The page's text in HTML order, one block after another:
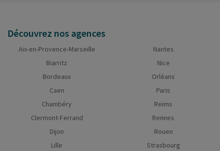
Découvrez nos agences
Aix-en-Provence-Marseille
Biarritz
Bordeaux
Caen
Chambéry
Clermont-Ferrand
Dijon
Lille
Nantes
Nice
Orléans
Paris
Reims
Rennes
Rouen
Strasbourg